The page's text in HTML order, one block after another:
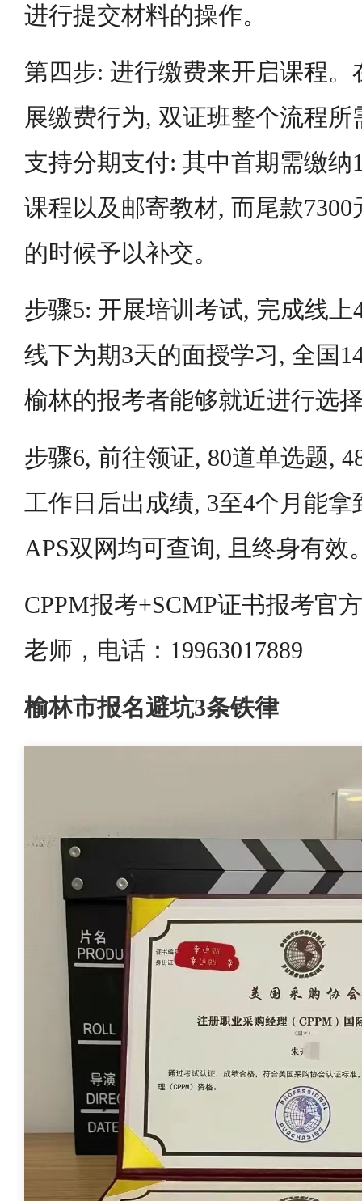
进行提交材料的操作。
第四步: 进行缴费来开启课程
展缴费行为, 双证班整个流程所
支持分期支付: 其中首期需缴纳
课程以及邮寄教材, 而尾款
的时候予以补交。
步骤5: 开展培训考试, 完成线上
线下为期3天的面授学习, 全国
榆林的报考者能够就近进行选
步骤6, 前往领证, 80道单选题,
工作日后出成绩, 3至4个月能
APS双网均可查询, 且终身有效
CPPM报考+SCMP证书报考官
老师，电话：19963017889
榆林市报名避坑3条铁律